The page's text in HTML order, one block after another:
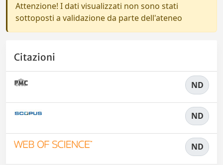
Attenzione! I dati visualizzati non sono stati
sottoposti a validazione da parte dell'ateneo
Citazioni
ND
ND
ND